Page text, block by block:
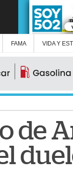
FAMA VIDA Y
de